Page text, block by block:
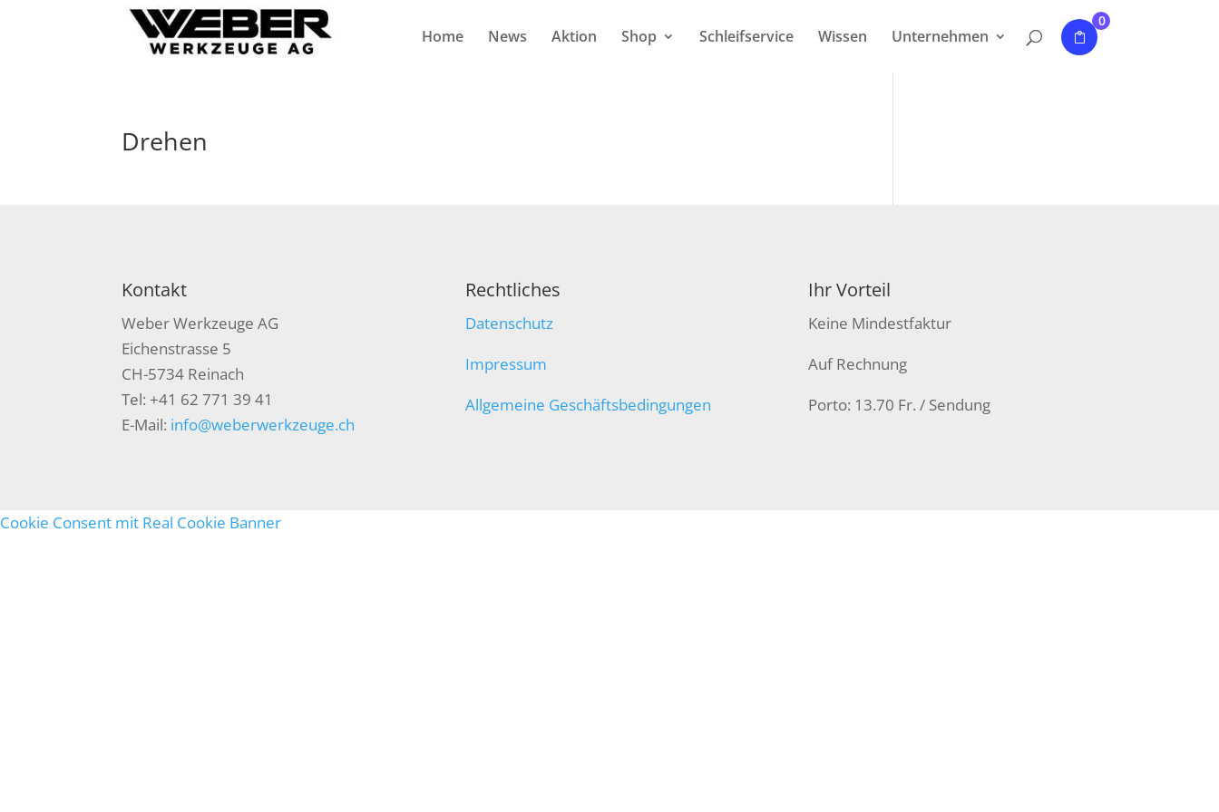
Home News Aktion Shop Schleifservice Wissen Unternehmen
0
Drehen
Kontakt
Weber Werkzeuge AG
Eichenstrasse 5
CH-5734 Reinach
Tel: +41 62 771 39 41
E-Mail: info@weberwerkzeuge.ch
Rechtliches
Datenschutz
Impressum
Allgemeine Geschäftsbedingungen
Ihr Vorteil
Keine Mindestfaktur
Auf Rechnung
Porto: 13.70 Fr. / Sendung
Cookie Consent mit Real Cookie Banner